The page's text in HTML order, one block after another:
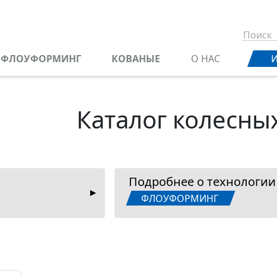
ФЛОУФОРМИНГ КОВАНЫЕ О НАС
Каталог
Подробнее о технологии
ФЛОУФОРМИНГ